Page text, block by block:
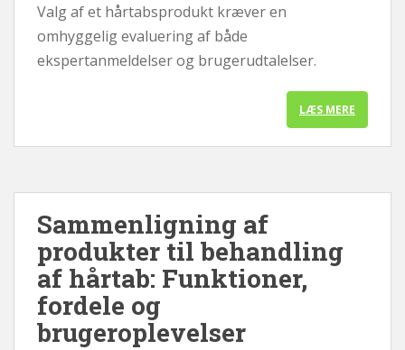
Valg af et hårtabsprodukt kræver en
omhyggelig evaluering af både
ekspertanmeldelser og brugerudtalelser.
LÆS MERE
Sammenligning af
produkter til behandling
af hårtab: Funktioner,
fordele og
brugeroplevelser